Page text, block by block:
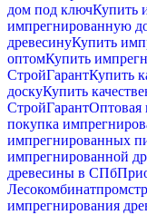
дом под ключКупить
импрегнированную
древесинуКупить
оптомКупить
СтройГарантКупить
доскуКупить
СтройГарантОптовая
покупка
импрегнированных
импрегнированной
древесины в СПб
Лесокомбинат
импрегнирования